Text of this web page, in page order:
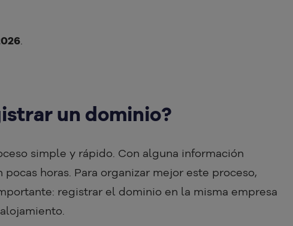
.
un dominio?
simple y rápido. Con alguna información
horas. Para organizar mejor este proceso,
registrar el dominio en la misma empresa